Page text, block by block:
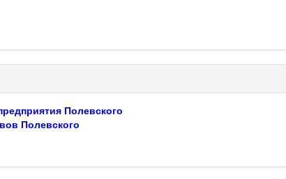
Полевского
Полевского